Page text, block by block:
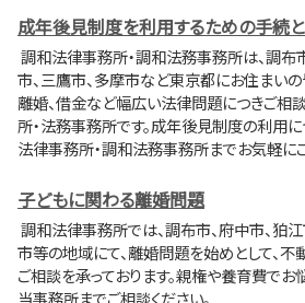
成年後見制度を利用するための手続
調和法律事務所・調和法務事務所は、調布
市、三鷹市、多摩市など東京都にお住まいの
離婚、借金など幅広い法律問題につきご相
所・法務事務所です。成年後見制度の利用
法律事務所・調和法務事務所までお気軽に
子どもに関わる離婚問題
調和法律事務所では、調布市、府中市、狛
市等の地域にて、離婚問題を始めとして、不
ご相談を承っております。親権や養育費で
当事務所までご相談ください。